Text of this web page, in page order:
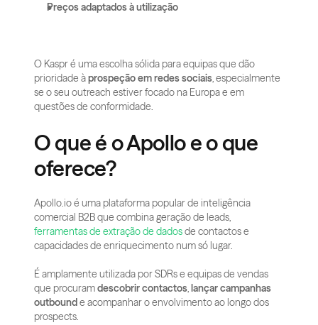
Preços adaptados à utilização
O Kaspr é uma escolha sólida para equipas que dão
prioridade à prospeção em redes sociais, especialmente
se o seu outreach estiver focado na Europa e em
questões de conformidade.
O que é o Apollo e o que
oferece?
Apollo.io é uma plataforma popular de inteligência
ferramentas de extração de dados de contactos e
capacidades de enriquecimento num só lugar.
É amplamente utilizada por SDRs e equipas de vendas
que procuram descobrir contactos, lançar campanhas
outbound e acompanhar o envolvimento ao longo dos
prospects.